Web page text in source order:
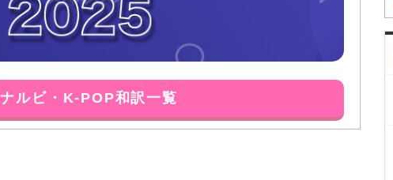
ルビ・K-POP和訳一覧